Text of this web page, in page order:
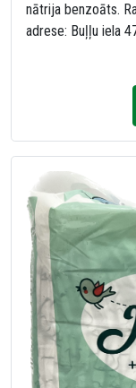
nātrija benzoāts.
adrese: Buļļu iela